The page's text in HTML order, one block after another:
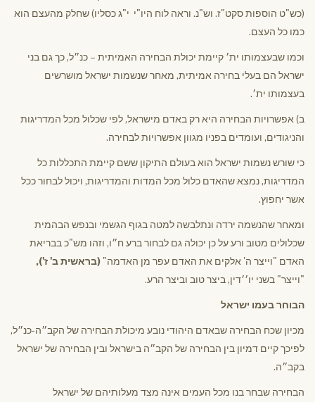
(כש"ט הוספות סקט"ז. וש"נ. וראה לוח היו"י י"ג כסליו) שחלק מהעצם הוא
כמו כל העצם.
וכמו שבעצמותו ית׳ קיימת יכולת הבחירה האמיתית – כנ״ל, כך גם בני
ישראל הם בעלי בחירה אמיתית, מאחר שנשמות ישראל מושרשים
בעצמותו ית׳.
ב) אפשרויות הבחירה היא רק באדם מישראל, לפי שכלול מכל המדריגות
והניגודים, ועומדים בפניו מגוון אפשרויות לבחירה.
כי שורש נשמות ישראל הוא בעולם התיקון ששם קיימת התכללות כל
המדריגות, נמצא שהאדם כלול מכל המדות והמדריגות, ויכול לבחור ככל
אשר יחפוץ.
ומאחר שהנשמה ירדה ונתלבשה למטה בגוף הגשמי ובנפש הבהמית
שכלולים מטוב ורע על כן יכולה גם לבחור ברע ח״ו, וזהו מש"כ בבריאת
האדם "וייצר ה' אלקים את האדם עפר מן האדמה" (בראשית ב' ז'),
"וייצר" בשני יו׳׳דין, ביצר טוב וביצר הרע.
הבוחר בעמו ישראל
מכיון שכח הבחירה שבאדם היהודי נובע מיכולת הבחירה של הקב״ה-כנ״ל,
לפיכך קיים דמיון בין הבחירה של הקב״ה בישראל ובין הבחירה של ישראל
בקב״ה.
הבחירה שבחר בנו מכל העמים אינה מצד מעלותיהם של ישראל